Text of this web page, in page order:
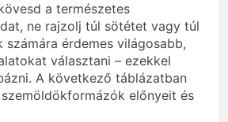
a természetes
ne rajzolj túl sötétet vagy túl
számára érdemes világosabb,
választani – ezekkel
A következő táblázatban
előnyeit és